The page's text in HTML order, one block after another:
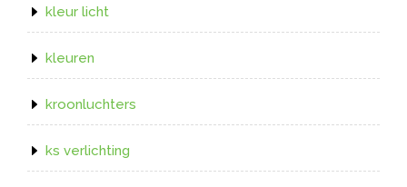
kleur licht
kleuren
kroonluchters
ks verlichting